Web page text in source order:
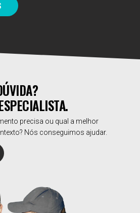
precisa ou qual a melhor
Nós conseguimos ajudar.